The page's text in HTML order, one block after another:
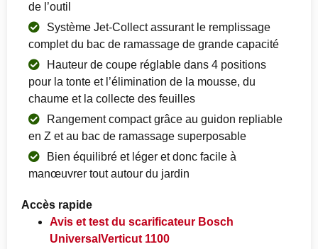
de l’outil
Système Jet-Collect assurant le remplissage
complet du bac de ramassage de grande capacité
Hauteur de coupe réglable dans 4 positions
pour la tonte et l’élimination de la mousse, du
chaume et la collecte des feuilles
Rangement compact grâce au guidon repliable
en Z et au bac de ramassage superposable
Bien équilibré et léger et donc facile à
manœuvrer tout autour du jardin
Accès rapide
Avis et test du scarificateur Bosch
UniversalVerticut 1100